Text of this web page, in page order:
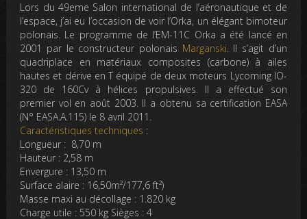
Lors du 49eme Salon international de l’aéronautique et de
l’espace, j’ai eu l’occasion de voir l’Orka, un élégant bimoteur
polonais. Le programme de l’EM-11C Orka a été lancé en
2001 par le constructeur polonais Marganski. Il s’agit d’un
quadriplace en matériaux composites (carbone) à ailes
hautes et dérive en T équipé de deux moteurs Lycoming IO-
320 de 160Cv à hélices propulsives. Il a effectué son
premier vol en août 2003. Il a obtenu sa certification EASA
(N° EASA.A.115) le 8 avril 2011.
Caractéristiques techniques :
Longueur : 8,70 m
Hauteur : 2,58 m
Envergure : 13,50 m
Surface alaire : 16,50m²/177,6 ft²)
Masse maxi au décollage : 1.820 kg
Charge utile : 550 kg Sièges : 4